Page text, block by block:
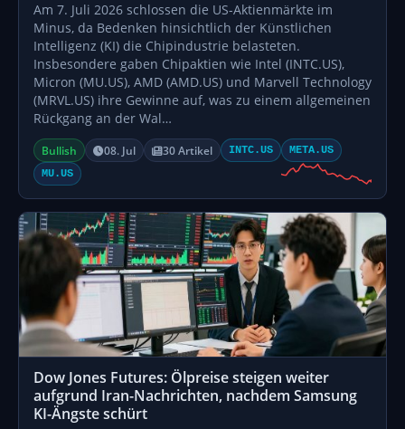
Am 7. Juli 2026 schlossen die US-Aktienmärkte im
Minus, da Bedenken hinsichtlich der Künstlichen
Intelligenz (KI) die Chipindustrie belasteten.
Insbesondere gaben Chipaktien wie Intel (INTC.US),
Micron (MU.US), AMD (AMD.US) und Marvell Technology
(MRVL.US) ihre Gewinne auf, was zu einem allgemeinen
Rückgang an der Wal…
Bullish 08. Jul 30 Artikel INTC.US
META.US
MU.US
Dow Jones Futures: Ölpreise steigen weiter
aufgrund Iran-Nachrichten, nachdem Samsung
KI-Ängste schürt